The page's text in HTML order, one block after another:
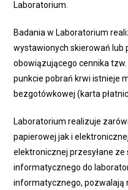
Laboratorium.
Badania w Laboratorium
wystawionych skierowań lub
obowiązującego cennika
punkcie pobrań krwi istnieje
bezgotówkowej (karta
Laboratorium realizuje
papierowej jak i
elektronicznej przesyłane
informatycznego do
informatycznego, pozwalają